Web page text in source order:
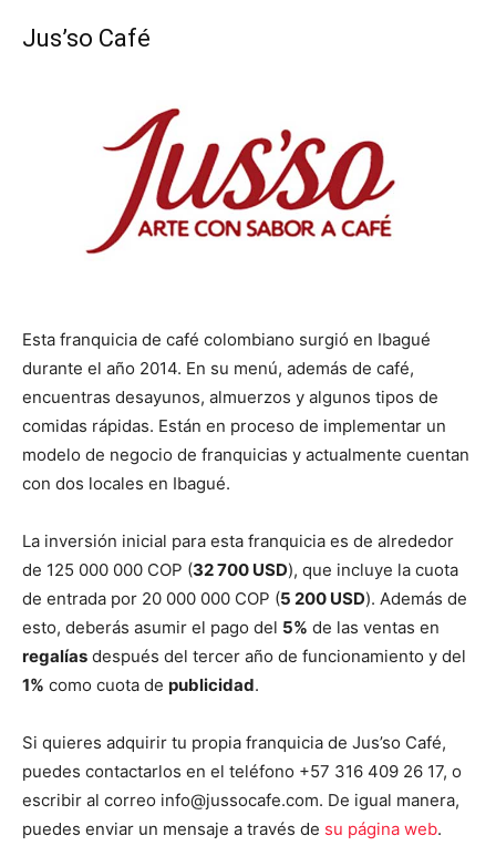
Jus’so Café
Esta franquicia de café colombiano surgió en Ibagué
durante el año 2014. En su menú, además de café,
encuentras desayunos, almuerzos y algunos tipos de
comidas rápidas. Están en proceso de implementar un
modelo de negocio de franquicias y actualmente cuentan
con dos locales en Ibagué.
La inversión inicial para esta franquicia es de alrededor
de 125 000 000 COP (32 700 USD), que incluye la cuota
de entrada por 20 000 000 COP (5 200 USD). Además de
esto, deberás asumir el pago del 5% de las ventas en
regalías después del tercer año de funcionamiento y del
1% como cuota de publicidad.
Si quieres adquirir tu propia franquicia de Jus’so Café,
puedes contactarlos en el teléfono +57 316 409 26 17, o
escribir al correo info@jussocafe.com. De igual manera,
puedes enviar un mensaje a través de su página web.